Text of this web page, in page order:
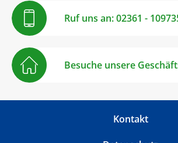
Ruf uns an: 02361 -
Besuche unsere
Kontakt